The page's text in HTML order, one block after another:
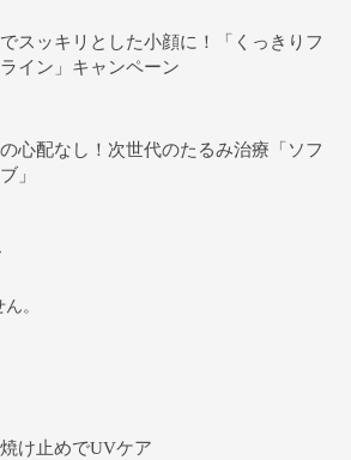
スッキリとした小顔に！「くっきりフ
イン」キャンペーン
心配なし！次世代のたるみ治療「ソフ
」
。
け止めでUVケア